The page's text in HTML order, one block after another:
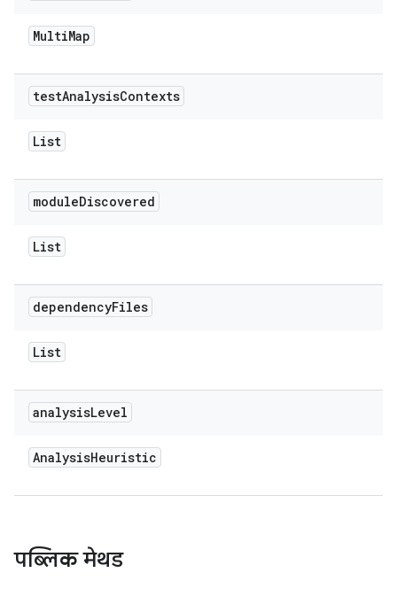
MultiMap
testAnalysisContexts
List
moduleDiscovered
List
dependencyFiles
List
analysisLevel
AnalysisHeuristic
पब्लिक मेथड